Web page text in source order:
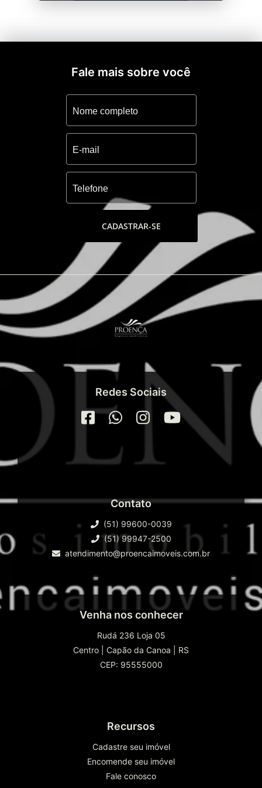
Fale mais sobre você
CADASTRAR-SE
Redes Sociais
Contato
(51) 99600-0039
(51) 99947-2500
atendimento@proencaimoveis.com.br
Venha nos conhecer
Rudá 236 Loja 05
Centro
Capão da Canoa
RS
CEP: 95555000
Recursos
Cadastre seu imóvel
Encomende seu imóvel
Fale conosco